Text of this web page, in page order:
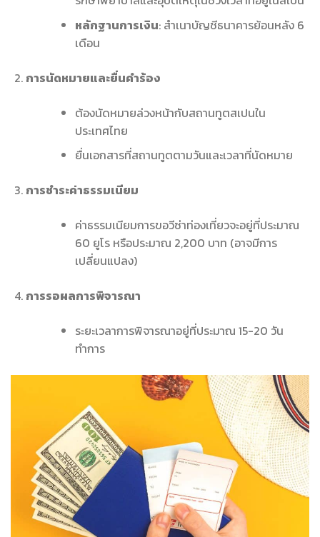
หลักฐานการเงิน: สำเนาบัญชีธนาคารย้อนหลัง 6
เดือน
การนัดหมายและยื่นคำร้อง
ต้องนัดหมายล่วงหน้ากับสถานทูตสเปนใน
ประเทศไทย
ยื่นเอกสารที่สถานทูตตามวันและเวลาที่นัดหมาย
การชำระค่าธรรมเนียม
ค่าธรรมเนียมการขอวีซ่าท่องเที่ยวจะอยู่ที่ประมาณ
60 ยูโร หรือประมาณ 2,200 บาท (อาจมีการ
เปลี่ยนแปลง)
การรอผลการพิจารณา
ระยะเวลาการพิจารณาอยู่ที่ประมาณ 15-20 วัน
ทำการ